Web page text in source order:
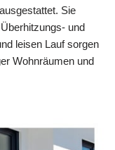
Sie
und
leisen Lauf sorgen
Wohnräumen und